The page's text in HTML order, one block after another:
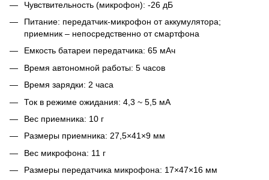
Чувствительность (микрофон): -26 дБ
Питание: передатчик-микрофон от аккумулятора;
приемник – непосредственно от смартфона
Емкость батареи передатчика: 65 мАч
Время автономной работы: 5 часов
Время зарядки: 2 часа
Ток в режиме ожидания: 4,3 ~ 5,5 мА
Вес приемника: 10 г
Размеры приемника: 27,5×41×9 мм
Вес микрофона: 11 г
Размеры передатчика микрофона: 17×47×16 мм